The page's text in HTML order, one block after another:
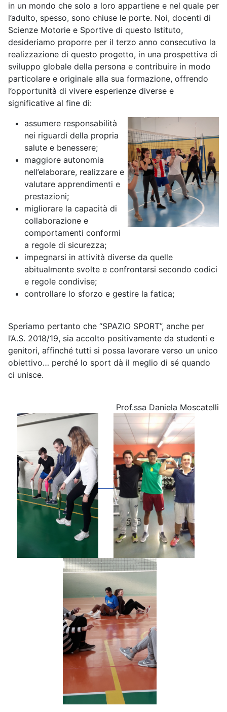
in un mondo che solo a loro appartiene e nel quale per
l’adulto, spesso, sono chiuse le porte. Noi, docenti di
Scienze Motorie e Sportive di questo Istituto,
desideriamo proporre per il terzo anno consecutivo la
realizzazione di questo progetto, in una prospettiva di
sviluppo globale della persona e contribuire in modo
particolare e originale alla sua formazione, offrendo
l’opportunità di vivere esperienze diverse e
significative al fine di:
assumere responsabilità
nei riguardi della propria
salute e benessere;
maggiore autonomia
nell’elaborare, realizzare e
valutare apprendimenti e
prestazioni;
migliorare la capacità di
collaborazione e
comportamenti conformi
a regole di sicurezza;
impegnarsi in attività diverse da quelle
abitualmente svolte e confrontarsi secondo codici
e regole condivise;
controllare lo sforzo e gestire la fatica;
Speriamo pertanto che “SPAZIO SPORT”, anche per
l’A.S. 2018/19, sia accolto positivamente da studenti e
genitori, affinché tutti si possa lavorare verso un unico
obiettivo… perché lo sport dà il meglio di sé quando
ci unisce.
Prof.ssa Daniela Moscatelli